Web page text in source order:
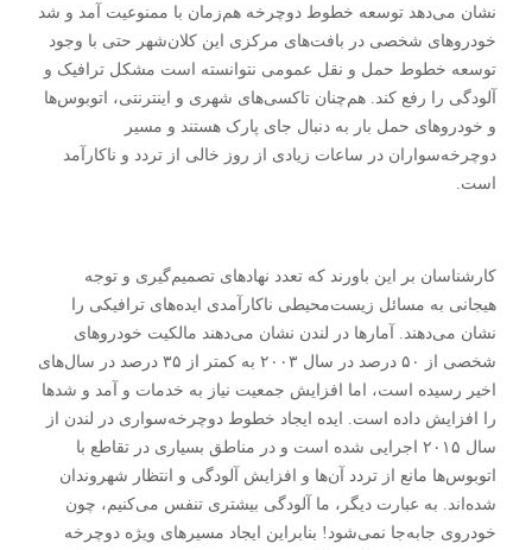
نشان می‌دهد توسعه خطوط دوچرخه هم‌زمان با ممنوعیت آمد و شد
خودرو‌های شخصی در بافت‌های مرکزی این کلان‌شهر حتی با وجود
توسعه خطوط حمل و نقل عمومی نتوانسته است مشکل ترافیک و
آلودگی را رفع کند. هم‌چنان تاکسی‌های شهری و اینترنتی، اتوبوس‌ها
و خودرو‌های حمل بار به دنبال جای پارک هستند و مسیر
دوچرخه‌سواران در ساعات زیادی از روز خالی از تردد و ناکارآمد
است.
کارشناسان بر این باورند که تعدد نهاد‌های تصمیم‌گیری و توجه
هیجانی به مسائل زیست‌محیطی ناکارآمدی ایده‌های ترافیکی را
نشان می‌دهند. آمار‌ها در لندن نشان می‌دهند مالکیت خودرو‌های
شخصی از ۵۰ درصد در سال ۲۰۰۳ به کمتر از ۳۵ درصد در سال‌های
اخیر رسیده است، اما افزایش جمعیت نیاز به خدمات و آمد و شد‌ها
را افزایش داده است. ایده ایجاد خطوط دوچرخه‌سواری در لندن از
سال ۲۰۱۵ اجرایی شده است و در مناطق بسیاری در تقاطع با
اتوبوس‌ها مانع از تردد آن‌ها و افزایش آلودگی و انتظار شهروندان
شده‌اند. به عبارت دیگر، ما آلودگی بیشتری تنفس می‌کنیم، چون
خودروی جابه‌جا نمی‌شود! بنابراین ایجاد مسیر‌های ویژه دوچرخه